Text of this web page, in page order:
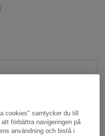
cookies" samtycker du till
förbättra navigeringen på
användning och bistå i